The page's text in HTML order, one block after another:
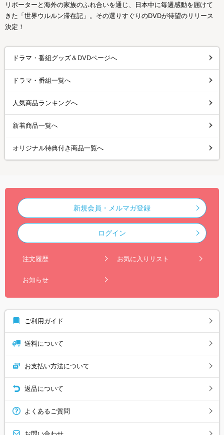
リポーターと海外の家族のふれ合いを通じ、日本中に毎週感動を届けて
きた「世界ウルルン滞在記」。その選りすぐりのDVDが待望のリリース
決定！
ドラマ・番組グッズ＆DVDページへ
ドラマ・番組一覧へ
人気商品ランキングへ
新着商品一覧へ
オリジナル特典付き商品一覧へ
新規会員・メルマガ登録
ログイン
注文履歴 お気に入りリスト
お知らせ
ご利用ガイド
送料について
お支払い方法について
返品について
よくあるご質問